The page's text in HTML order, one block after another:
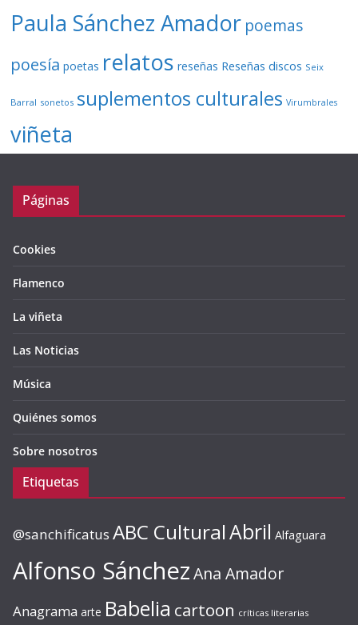
Paula Sánchez Amador poemas
poesía poetas relatos reseñas Reseñas discos Seix
Barral sonetos suplementos culturales Virumbrales
viñeta
Páginas
Cookies
Flamenco
La viñeta
Las Noticias
Música
Quiénes somos
Sobre nosotros
Etiquetas
@sanchificatus ABC CulturalAbril Alfaguara
Alfonso SánchezAna Amador
Anagrama arte Babelia cartoon críticas literarias